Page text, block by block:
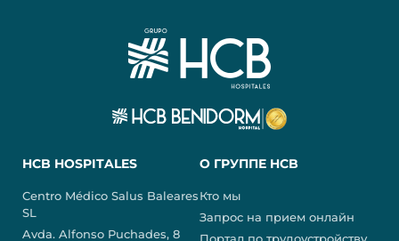
HCB HOSPITALES
Centro Médico Salus Baleares
SL
Avda. Alfonso Puchades, 8
О ГРУППЕ HCB
Кто мы
Запрос на прием онлайн